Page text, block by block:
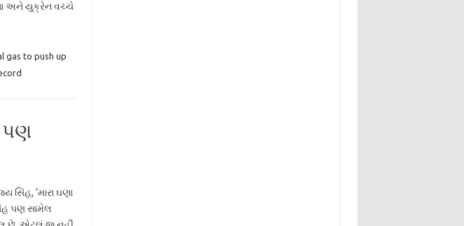
અને યુક્રેન વચ્ચે
gas to push up
પણ
સિંહ, ‘મારા ઘણા
પણ સામેલ